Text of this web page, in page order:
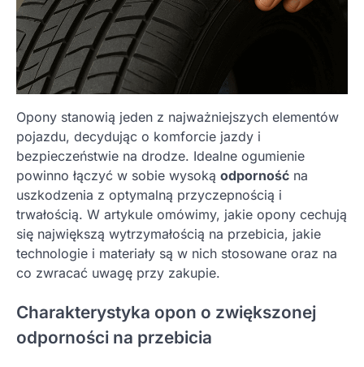
Opony stanowią jeden z najważniejszych elementów
pojazdu, decydując o komforcie jazdy i
bezpieczeństwie na drodze. Idealne ogumienie
powinno łączyć w sobie wysoką odporność na
uszkodzenia z optymalną przyczepnością i
trwałością. W artykule omówimy, jakie opony cechują
się największą wytrzymałością na przebicia, jakie
technologie i materiały są w nich stosowane oraz na
co zwracać uwagę przy zakupie.
Charakterystyka opon o zwiększonej
odporności na przebicia